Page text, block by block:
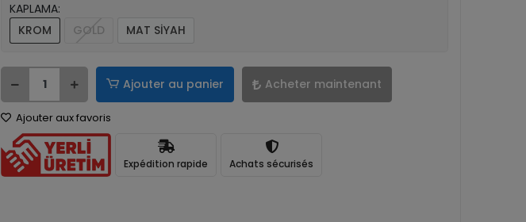
KAPLAMA:
KROM
GOLD MAT SİYAH
Ajouter au panier Acheter maintenant
Ajouter aux favoris
Expédition rapide Achats sécurisés